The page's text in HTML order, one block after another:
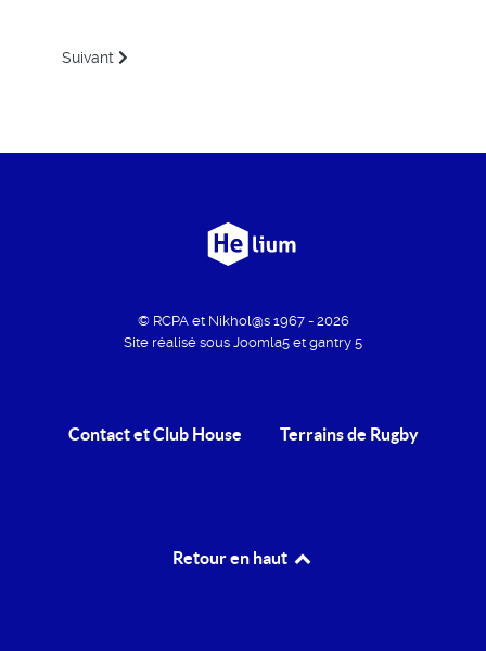
Article suivant : A la croisée des chemins
Suivant
© RCPA et Nikhol@s 1967 - 2026
Site réalisé sous Joomla5 et gantry 5
Contact et Club House Terrains de Rugby
Retour en haut